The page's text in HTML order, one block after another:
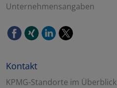
Unternehmensangaben
Kontakt
KPMG-Standorte im Überblick